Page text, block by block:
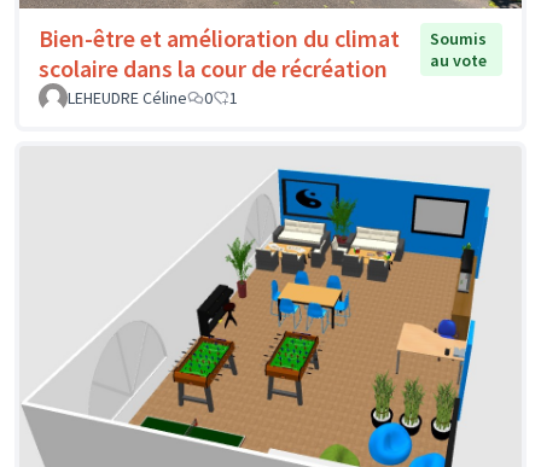
Bien-être et amélioration du climat
scolaire dans la cour de récréation
Soumis
au vote
LEHEUDRE Céline
0 1